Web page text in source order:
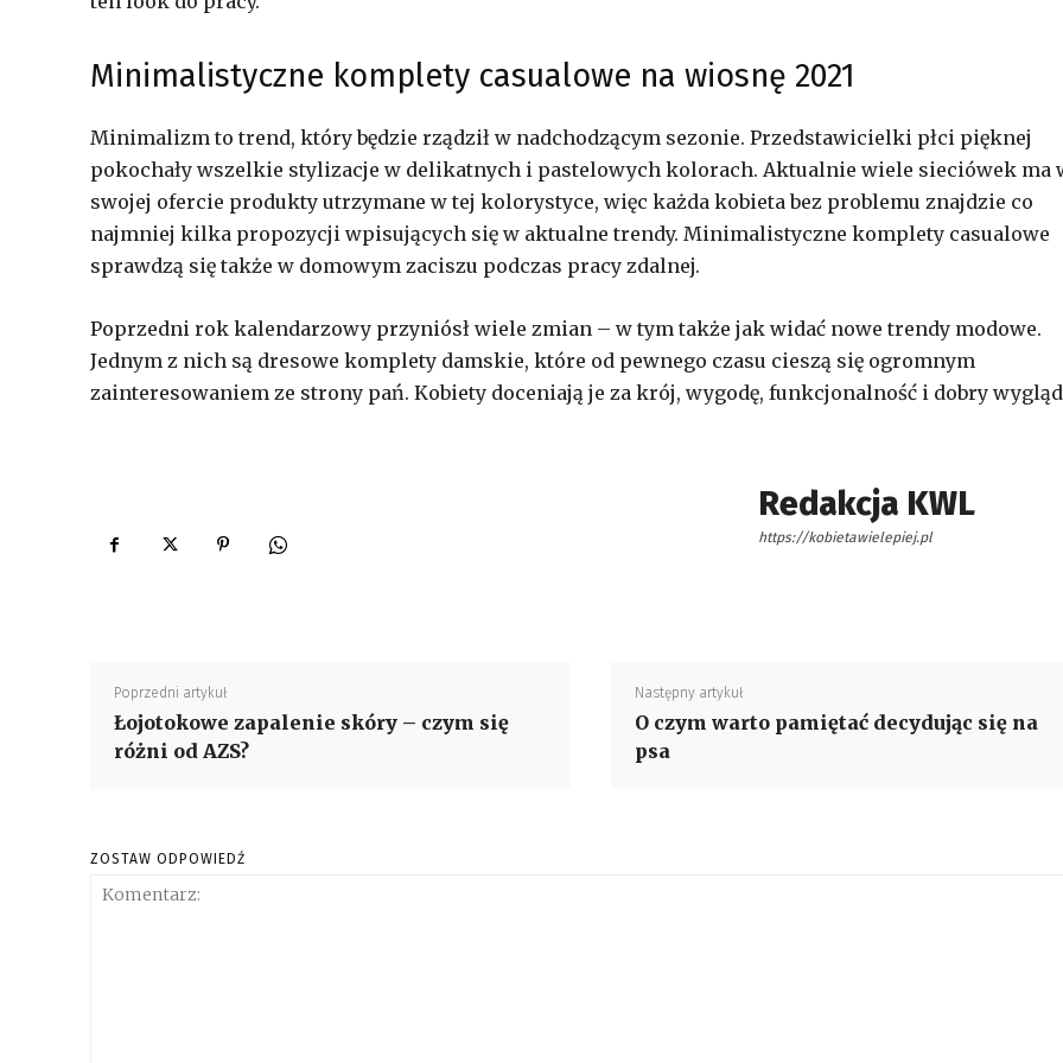
Minimalistyczne komplety casualowe na wiosnę 2021
Minimalizm to trend, który będzie rządził w nadchodzącym sezonie. Przedstawicielki płci pięknej
pokochały wszelkie stylizacje w delikatnych i pastelowych kolorach. Aktualnie wiele sieciówek ma
swojej ofercie produkty utrzymane w tej kolorystyce, więc każda kobieta bez problemu znajdzie co
najmniej kilka propozycji wpisujących się w aktualne trendy. Minimalistyczne komplety casualowe
sprawdzą się także w domowym zaciszu podczas pracy zdalnej.
Poprzedni rok kalendarzowy przyniósł wiele zmian – w tym także jak widać nowe trendy modowe.
Jednym z nich są dresowe komplety damskie, które od pewnego czasu cieszą się ogromnym
zainteresowaniem ze strony pań. Kobiety doceniają je za krój, wygodę, funkcjonalność i dobry
Redakcja KWL
https://kobietawielepiej.pl
Poprzedni artykuł
Łojotokowe zapalenie skóry – czym się
różni od AZS?
Następny artykuł
O czym warto pamiętać decydując się na
psa
ZOSTAW ODPOWIEDŹ